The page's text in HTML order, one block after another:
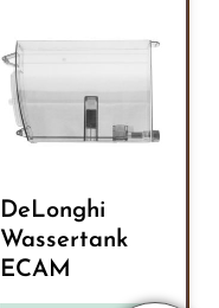
DeLonghi
Wassertank
ECAM